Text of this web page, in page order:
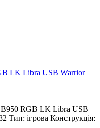
LK Libra USB Warrior
RGB LK Libra USB
Тип: ігрова Конструкція: